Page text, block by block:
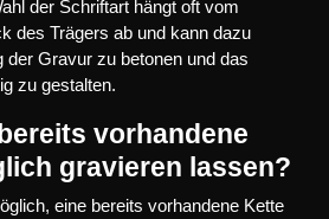
der Schriftart hängt oft vom
des Trägers ab und kann dazu
der Gravur zu betonen und das
zu gestalten.
vorhandene
gravieren lassen?
eine bereits vorhandene Kette